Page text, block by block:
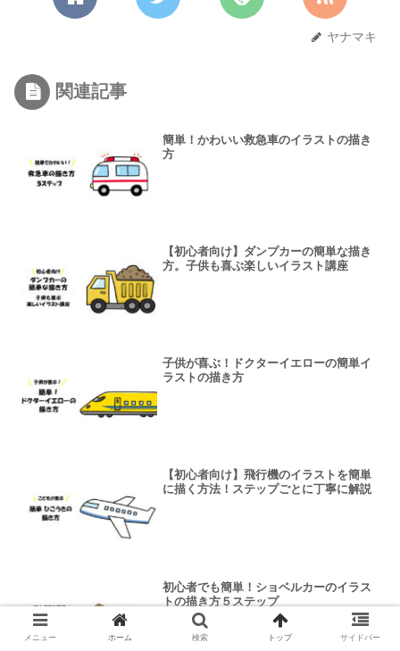
ヤナマキ
関連記事
簡単！かわいい救急車のイラストの描き
方
【初心者向け】ダンプカーの簡単な描き
方。子供も喜ぶ楽しいイラスト講座
子供が喜ぶ！ドクターイエローの簡単イ
ラストの描き方
【初心者向け】飛行機のイラストを簡単
に描く方法！ステップごとに丁寧に解説
初心者でも簡単！ショベルカーのイラス
トの描き方５ステップ
メニュー ホーム 検索 トップ サイドバー